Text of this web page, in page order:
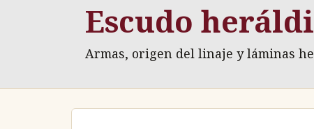
Escudo
Armas, origen del linaje y láminas